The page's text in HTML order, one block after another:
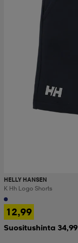
HELLY HANSEN
K Hh Logo Shorts
12,99
Suositushinta 34,99